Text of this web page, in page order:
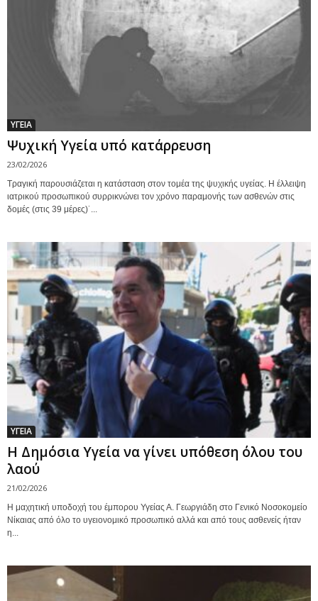
ΥΓΕΙΑ
Ψυχική Υγεία υπό κατάρρευση
23/02/2026
Τραγική παρουσιάζεται η κατάσταση στον τομέα της ψυχικής υγείας. Η έλλειψη
ιατρικού προσωπικού συρρικνώνει τον χρόνο παραμονής των ασθενών στις
δομές (στις 39 μέρες)˙...
ΥΓΕΙΑ
Η Δημόσια Υγεία να γίνει υπόθεση όλου του
λαού
21/02/2026
Η μαχητική υποδοχή του έμπορου Υγείας Α. Γεωργιάδη στο Γενικό Νοσοκομείο
Νίκαιας από όλο το υγειονομικό προσωπικό αλλά και από τους ασθενείς ήταν
η...